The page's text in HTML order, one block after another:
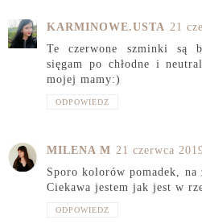
KARMINOWE.USTA 21
Te czerwone szminki są
sięgam po chłodne i
mojej mamy:)
ODPOWIEDZ
MILENA M 21 czerwca
Sporo kolorów pomadek, na
Ciekawa jestem jak jest w
ODPOWIEDZ